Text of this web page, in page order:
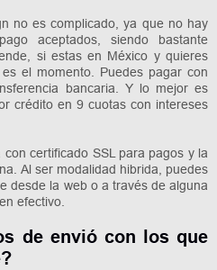
no es complicado, ya que no hay
aceptados, siendo bastante
si estas en México y quieres
el momento. Puedes pagar con
bancaria. Y lo mejor es
crédito en 9 cuotas con intereses
certificado SSL para pagos y la
Al ser modalidad hibrida, puedes
desde la web o a través de alguna
efectivo.
de envió con los que